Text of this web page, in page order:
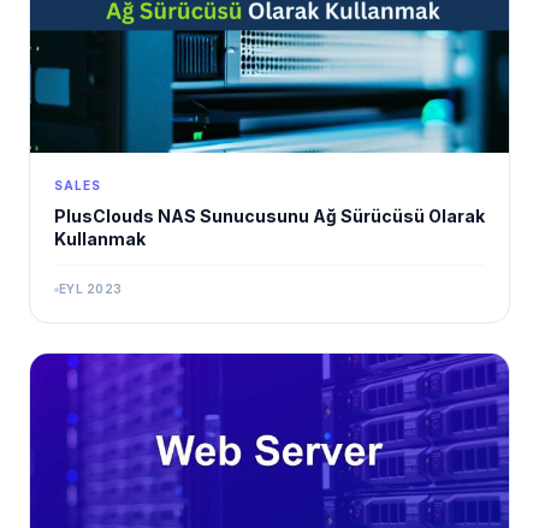
SALES
PlusClouds NAS Sunucusunu Ağ Sürücüsü Olarak
Kullanmak
EYL 2023